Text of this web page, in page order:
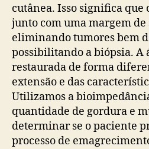
cutânea. Isso significa que
junto com uma margem de
eliminando tumores bem
possibilitando a biópsia. A
restaurada de forma
extensão e das
Utilizamos a
quantidade de gordura e
determinar se o paciente
processo de